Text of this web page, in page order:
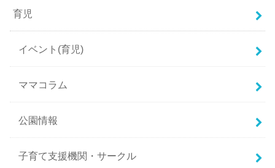
育児
イベント(育児)
ママコラム
公園情報
子育て支援機関・サークル